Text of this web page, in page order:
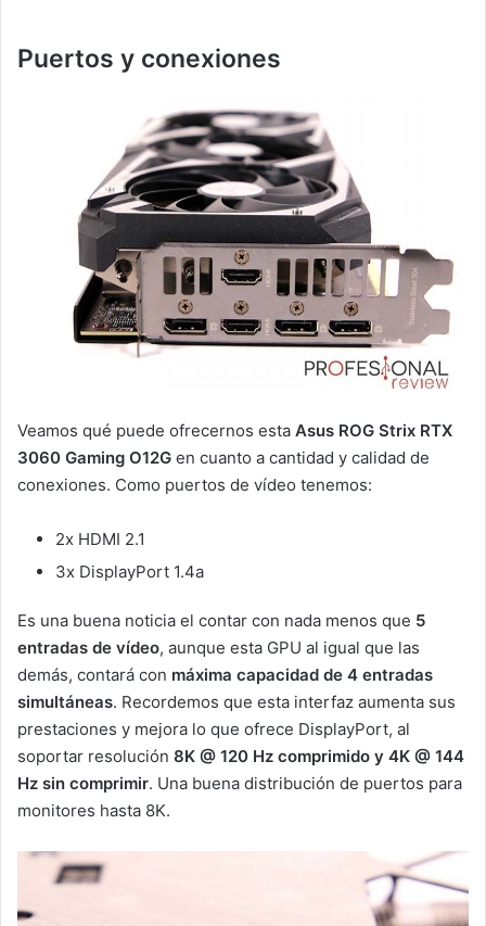
Puertos y conexiones
Veamos qué puede ofrecernos esta Asus ROG Strix RTX
3060 Gaming O12G en cuanto a cantidad y calidad de
conexiones. Como puertos de vídeo tenemos:
2x HDMI 2.1
3x DisplayPort 1.4a
Es una buena noticia el contar con nada menos que 5
entradas de vídeo, aunque esta GPU al igual que las
demás, contará con máxima capacidad de 4 entradas
simultáneas. Recordemos que esta interfaz aumenta sus
prestaciones y mejora lo que ofrece DisplayPort, al
soportar resolución 8K @ 120 Hz comprimido y 4K @ 144
Hz sin comprimir. Una buena distribución de puertos para
monitores hasta 8K.